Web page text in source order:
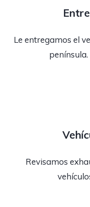
Le entregamos el
Revisamos